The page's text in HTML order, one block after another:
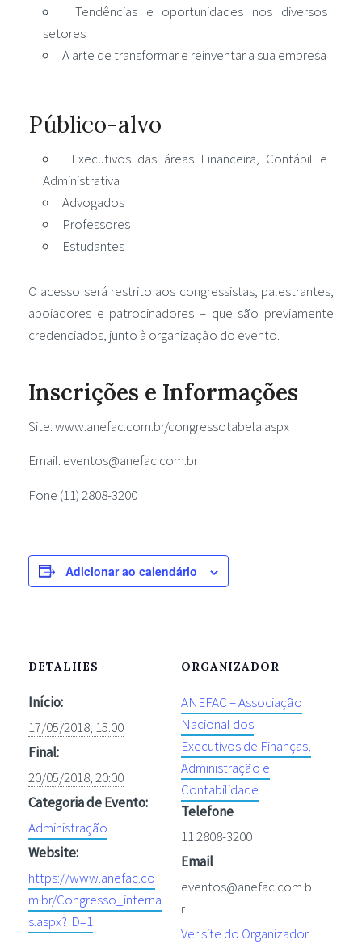
Tendências e oportunidades nos diversos
setores
A arte de transformar e reinventar a sua empresa
Público-alvo
Executivos das áreas Financeira, Contábil e
Administrativa
Advogados
Professores
Estudantes
O acesso será restrito aos congressistas, palestrantes,
apoiadores e patrocinadores – que são previamente
credenciados, junto à organização do evento.
Inscrições e Informações
Site: www.anefac.com.br/congressotabela.aspx
Email: eventos@anefac.com.br
Fone (11) 2808-3200
Adicionar ao calendário
DETALHES
Início:
17/05/2018, 15:00
Final:
20/05/2018, 20:00
Categoria de Evento:
Administração
Website:
https://www.anefac.co
m.br/Congresso_interna
s.aspx?ID=1
ORGANIZADOR
ANEFAC – Associação
Nacional dos
Executivos de Finanças,
Administração e
Contabilidade
Telefone
11 2808-3200
Email
eventos@anefac.com.b
r
Ver site do Organizador